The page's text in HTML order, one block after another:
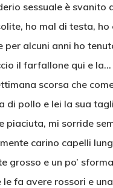
sessuale è svanito
ho mal di testa,
per alcuni anni ho
il farfallone qui e la…
scorsa che
di pollo e lei la sua
piaciuta, mi sorride
carino capelli
grosso e un po’
le fa avere rossori e